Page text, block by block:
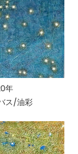
年
ス/油彩